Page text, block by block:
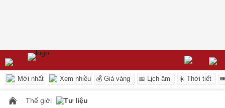
Mới nhất Xem nhiều 💰 Giá vàng 📅 Lịch âm ☀️ Thời tiết
Thế giới Tư liệu